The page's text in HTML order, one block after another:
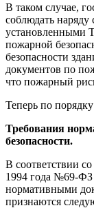
В таком случае,
соблюдать наряду
установленными
пожарной
безопасности
документов по
что пожарный
Теперь по
Требования
безопасности.
В соответствии
1994 года №69-ФЗ
нормативными
признаются